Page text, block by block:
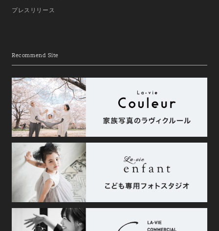
プレスリリース
Recommend Site